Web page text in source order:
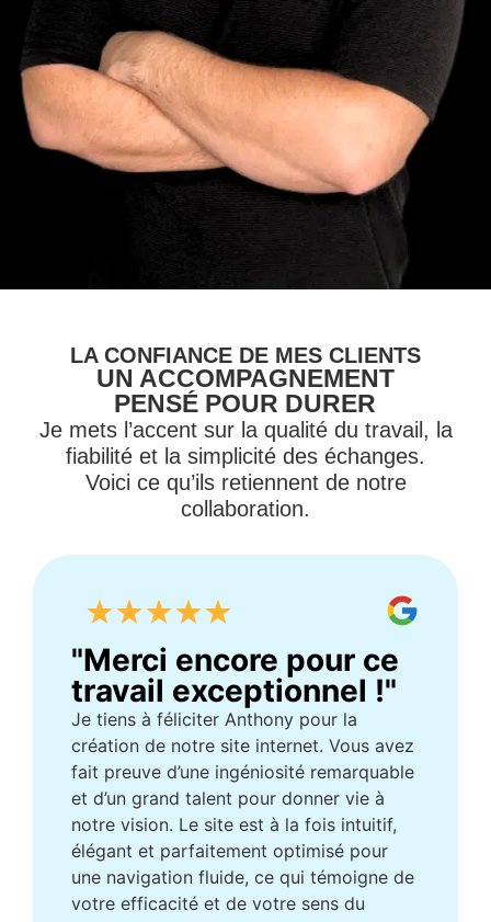
LA CONFIANCE DE MES CLIENTS
UN ACCOMPAGNEMENT
PENSÉ POUR DURER
Je mets l’accent sur la qualité du travail, la
fiabilité et la simplicité des échanges.
Voici ce qu’ils retiennent de notre
collaboration.
"Merci encore pour ce
travail exceptionnel !"
Je tiens à féliciter Anthony pour la
création de notre site internet. Vous avez
fait preuve d’une ingéniosité remarquable
et d’un grand talent pour donner vie à
notre vision. Le site est à la fois intuitif,
élégant et parfaitement optimisé pour
une navigation fluide, ce qui témoigne de
votre efficacité et de votre sens du